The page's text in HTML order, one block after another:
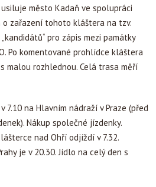
město Kadaň ve spolupráci
o zařazení tohoto kláštera na tzv.
pro zápis mezi památky
Po komentované prohlídce kláštera
malou rozhlednou. Celá trasa měří
7.10 na Hlavním nádraží v Praze (před
Nákup společné jízdenky.
nad Ohří odjíždí v 7.32.
je v 20.30. Jídlo na celý den s